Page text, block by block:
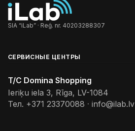
SIA “iLab” · Reģ. nr. 40203288307
СЕРВИСНЫЕ ЦЕНТРЫ
T/C Domina Shopping
Ieriķu iela 3, Rīga, LV-1084
Тел. +371 23370088 · info@ilab.lv